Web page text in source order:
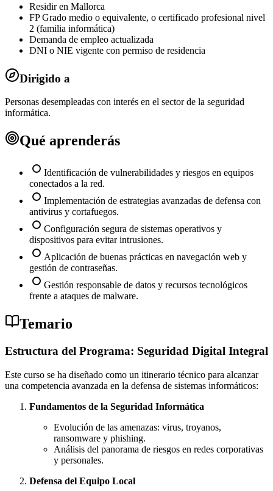
Residir en Mallorca
FP Grado medio o equivalente, o certificado profesional nivel
2 (familia informática)
Demanda de empleo actualizada
DNI o NIE vigente con permiso de residencia
Dirigido a
Personas desempleadas con interés en el sector de la seguridad
informática.
Qué aprenderás
Identificación de vulnerabilidades y riesgos en equipos
conectados a la red.
Implementación de estrategias avanzadas de defensa con
antivirus y cortafuegos.
Configuración segura de sistemas operativos y
dispositivos para evitar intrusiones.
Aplicación de buenas prácticas en navegación web y
gestión de contraseñas.
Gestión responsable de datos y recursos tecnológicos
frente a ataques de malware.
Temario
Estructura del Programa: Seguridad Digital Integral
Este curso se ha diseñado como un itinerario técnico para alcanzar
una competencia avanzada en la defensa de sistemas informáticos:
Fundamentos de la Seguridad Informática
Evolución de las amenazas: virus, troyanos,
ransomware y phishing.
Análisis del panorama de riesgos en redes corporativas
y personales.
Defensa del Equipo Local